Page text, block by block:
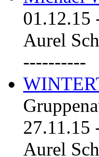
01.12.15
Aurel
----------
27.11.15
Aurel